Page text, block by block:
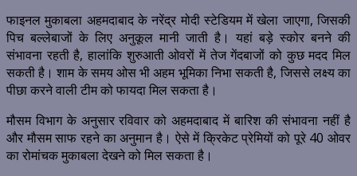
फाइनल मुकाबला अहमदाबाद के नरेंद्र मोदी स्टेडियम में खेला जाएगा, जिसकी
पिच बल्लेबाजों के लिए अनुकूल मानी जाती है। यहां बड़े स्कोर बनने की
संभावना रहती है, हालांकि शुरुआती ओवरों में तेज गेंदबाजों को कुछ मदद मिल
सकती है। शाम के समय ओस भी अहम भूमिका निभा सकती है, जिससे लक्ष्य का
पीछा करने वाली टीम को फायदा मिल सकता है।
मौसम विभाग के अनुसार रविवार को अहमदाबाद में बारिश की संभावना नहीं है
और मौसम साफ रहने का अनुमान है। ऐसे में क्रिकेट प्रेमियों को पूरे 40 ओवर
का रोमांचक मुकाबला देखने को मिल सकता है।